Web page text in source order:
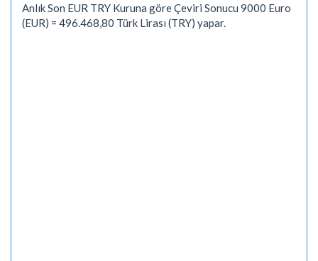
Anlık Son EUR TRY Kuruna göre Çeviri Sonucu 9000 Euro
(EUR) = 496.468,80 Türk Lirası (TRY) yapar.